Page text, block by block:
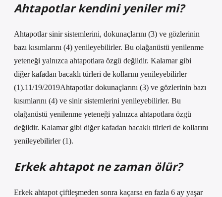
Ahtapotlar kendini yeniler mi?
Ahtapotlar sinir sistemlerini, dokunaçlarını (3) ve gözlerinin
bazı kısımlarını (4) yenileyebilirler. Bu olağanüstü yenilenme
yeteneği yalnızca ahtapotlara özgü değildir. Kalamar gibi
diğer kafadan bacaklı türleri de kollarını yenileyebilirler
(1).11/19/2019Ahtapotlar dokunaçlarını (3) ve gözlerinin bazı
kısımlarını (4) ve sinir sistemlerini yenileyebilirler. Bu
olağanüstü yenilenme yeteneği yalnızca ahtapotlara özgü
değildir. Kalamar gibi diğer kafadan bacaklı türleri de kollarını
yenileyebilirler (1).
Erkek ahtapot ne zaman ölür?
Erkek ahtapot çiftleşmeden sonra kaçarsa en fazla 6 ay yaşar